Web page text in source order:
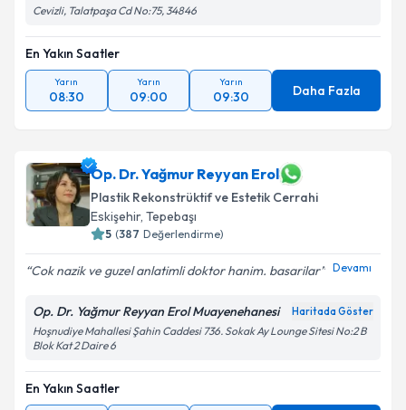
Cevizli, Talatpaşa Cd No:75, 34846
En Yakın Saatler
Yarın
08:30
Yarın
09:00
Yarın
09:30 Daha Fazla
Op. Dr. Yağmur Reyyan Erol
Plastik Rekonstrüktif ve Estetik Cerrahi
Eskişehir, Tepebaşı
5 (387 Değerlendirme)
Cok nazik ve guzel anlatimli doktor hanim. basarilar Devamı
Op. Dr. Yağmur Reyyan Erol Muayenehanesi Haritada Göster
Hoşnudiye Mahallesi Şahin Caddesi 736. Sokak Ay Lounge Sitesi No:2 B
Blok Kat 2 Daire 6
En Yakın Saatler